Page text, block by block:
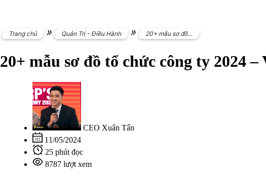
Trang chủ » Quản Trị - Điều Hành » 20+ mẫu sơ đồ...
20+ mẫu sơ đồ tổ chức công ty 2024
CEO Xuân Tấn
11/05/2024
25 phút đọc
8787 lượt xem